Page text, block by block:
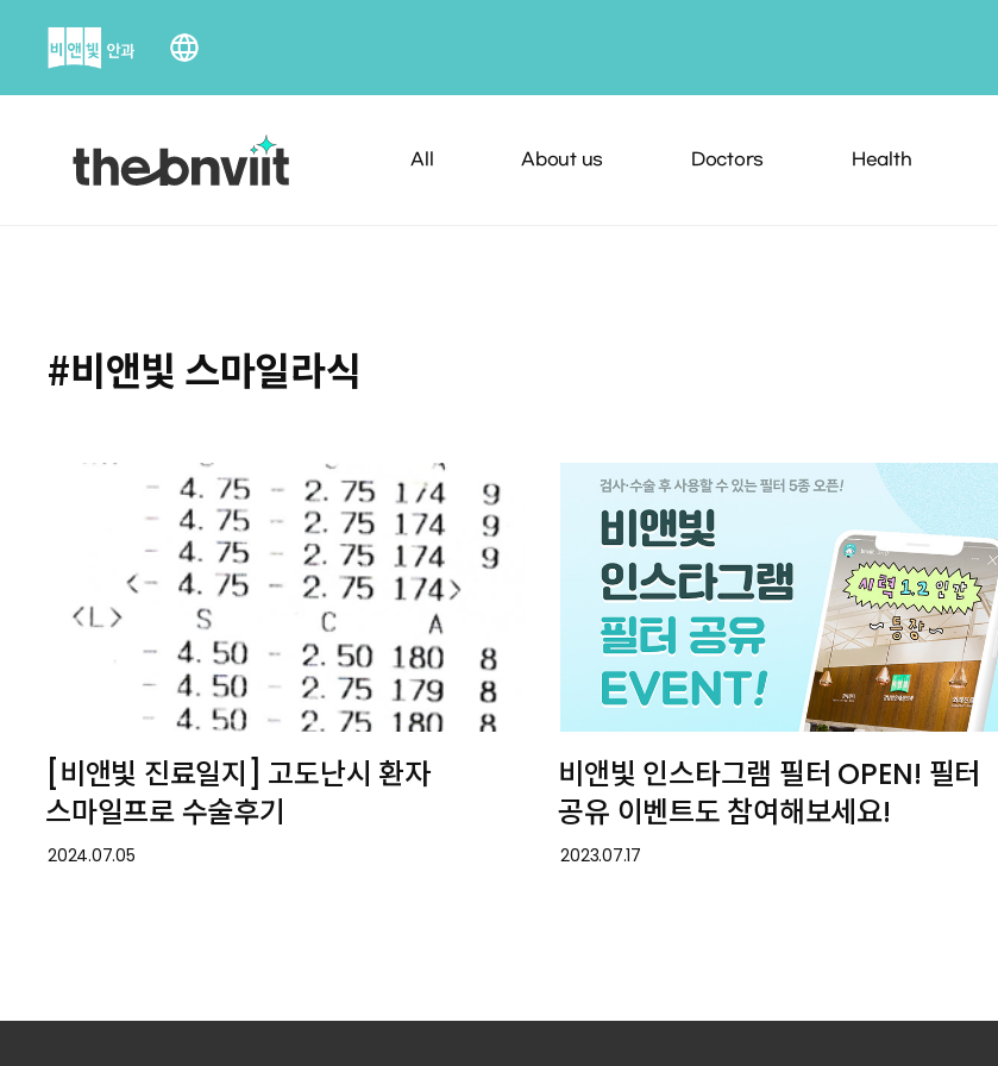
content
All About us Doctors Health
#비앤빛 스마일라식
[비앤빛 진료일지] 고도난시 환자
스마일프로 수술후기
2024.07.05
비앤빛 인스타그램 필터 OPEN! 필터
공유 이벤트도 참여해보세요!
2023.07.17